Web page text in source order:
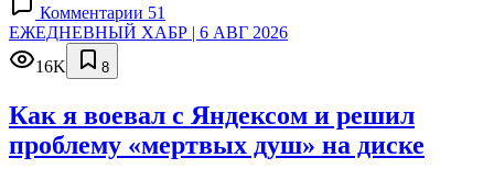
Комментарии 51
ЕЖЕДНЕВНЫЙ ХАБР | 6 АВГ 2026
16K
8
Как я воевал с Яндексом и решил
проблему «мертвых душ» на диске